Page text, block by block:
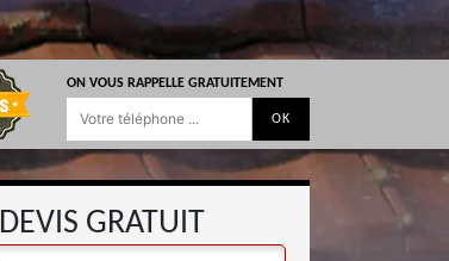
ON VOUS RAPPELLE GRATUITEMENT
DEVIS GRATUIT